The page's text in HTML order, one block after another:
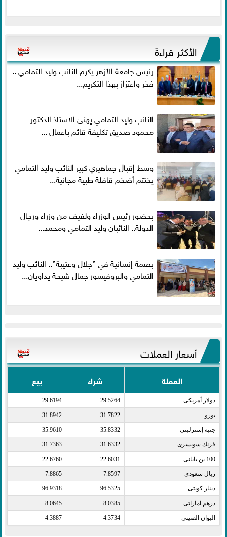
الأكثر قراءةً
رئيس جامعة الأزهر يكرم النائب وليد التمامي ..
فخر واعتزاز بهذا التكريم...
النائب وليد التمامي يهنئ الاستاذ الدكتور
محمود صديق تكليفة قائم باعمال ...
وسط إقبال جماهيري كبير النائب وليد التمامي
يختتم أضخم قافلة طبية مجانية...
بحضور رئيس الوزراء ولفيف من وزراء ورجال
الدولة.. النائبان وليد التمامي ومحمد...
بصمة إنسانية في ”جلال وعتيبة”.. النائب وليد
التمامي والبروفيسور جمال شيحة يداويان...
أسعار العملات
العملة شراء بيع
دولار أمريكى​ 29.5264
29.6194
يورو​ 31.7822
31.8942
جنيه إسترلينى​ 35.8332
35.9610
فرنك سويسرى​ 31.6332
31.7363
100 ين يابانى​ 22.6031
22.6760
ريال سعودى​ 7.8597
7.8865
دينار كويتى​ 96.5325
96.9318
درهم اماراتى​ 8.0385
8.0645
اليوان الصينى​ 4.3734
4.3887